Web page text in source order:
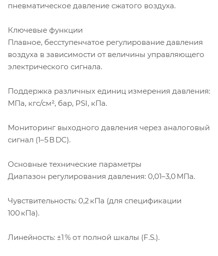
пневматическое давление сжатого воздуха.
Ключевые функции
Плавное, бесступенчатое регулирование давления
воздуха в зависимости от величины управляющего
электрического сигнала.
Поддержка различных единиц измерения давления:
МПа, кгс/см², бар, PSI, кПа.
Мониторинг выходного давления через аналоговый
сигнал (1–5 В DC).
Основные технические параметры
Диапазон регулирования давления: 0,01–3,0 МПа.
Чувствительность: 0,2 кПа (для спецификации
100 кПа).
Линейность: ±1 % от полной шкалы (F.S.).